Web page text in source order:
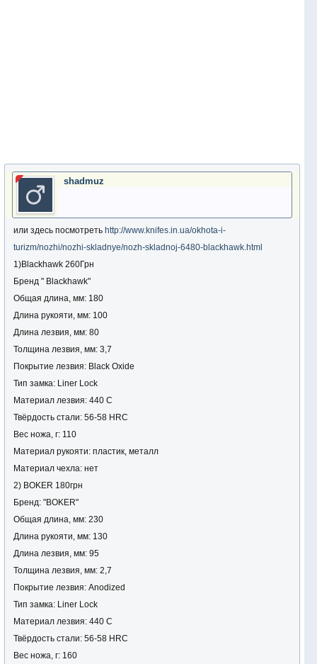
shadmuz
или здесь посмотреть http://www.knifes.in.ua/okhota-i-
turizm/nozhi/nozhi-skladnye/nozh-skladnoj-6480-blackhawk.html
1)Blackhawk 260Грн
Бренд " Blackhawk"
Общая длина, мм: 180
Длина рукояти, мм: 100
Длина лезвия, мм: 80
Толщина лезвия, мм: 3,7
Покрытие лезвия: Black Oxide
Тип замка: Liner Lock
Материал лезвия: 440 C
Твёрдость стали: 56-58 HRC
Вес ножа, г: 110
Материал рукояти: пластик, металл
Материал чехла: нет
2) BOKER 180грн
Бренд: "BOKER"
Общая длина, мм: 230
Длина рукояти, мм: 130
Длина лезвия, мм: 95
Толщина лезвия, мм: 2,7
Покрытие лезвия: Anodized
Тип замка: Liner Lock
Материал лезвия: 440 C
Твёрдость стали: 56-58 HRC
Вес ножа, г: 160